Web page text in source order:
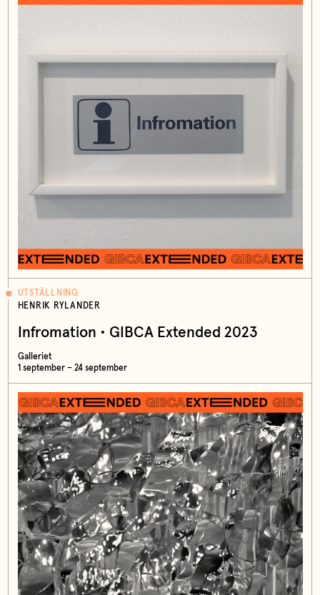
UTSTÄLLNING
HENRIK RYLANDER
Infromation • GIBCA Extended 2023
Galleriet
1 september – 24 september